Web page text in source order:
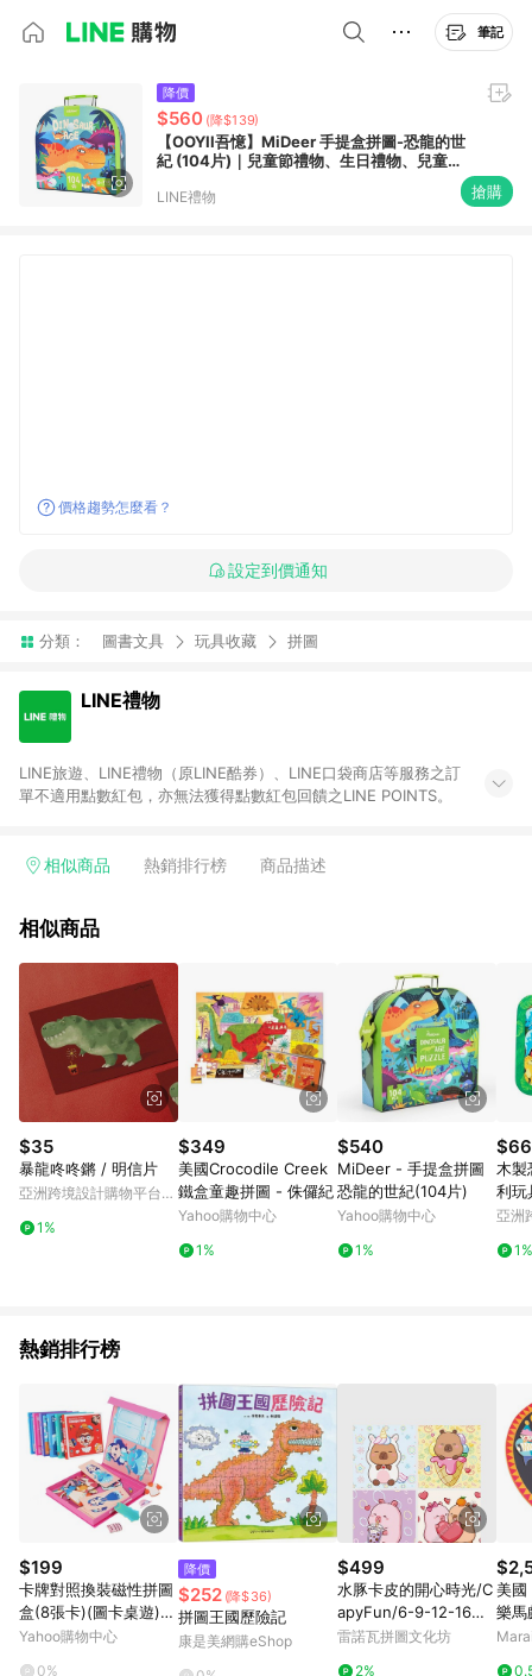
筆記
降價
$560 (降$139)
【OOYII吾憶】MiDeer 手提盒拼圖-恐龍的世
紀 (104片)｜兒童節禮物、生日禮物、兒童禮
LINE禮物 搶購
價格趨勢怎麼看？
設定到價通知
分類： 圖書文具 玩具收藏 拼圖
LINE禮物
LINE旅遊、LINE禮物（原LINE酷券）、LINE口袋商店等服務之訂
單不適用點數紅包，亦無法獲得點數紅包回饋之LINE POINTS。
相似商品 熱銷排行榜 商品描述
相似商品
$35
暴龍咚咚鏘 / 明信片
亞洲跨境設計購物平台
1%
$349
美國Crocodile Creek
鐵盒童趣拼圖 - 侏儸紀
Yahoo購物中心
1%
$540
MiDeer - 手提盒拼圖
恐龍的世紀(104片)
Yahoo購物中心
1%
木製
利玩
2 3
亞洲
1%
熱銷排行榜
$199
卡牌對照換裝磁性拼圖
盒(8張卡)(圖卡桌遊)
【888便利購】
Yahoo購物中心
0%
降價
$252 (降$36)
拼圖王國歷險記
康是美網購eShop
$499
水豚卡皮的開心時光/C
apyFun/6-9-12-16片
拼圖/EDUCA
雷諾瓦拼圖文化坊
2%
美
樂馬